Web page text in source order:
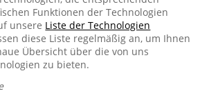
Funktionen der Technologien
unsere Liste der Technologien
diese Liste regelmäßig an, um Ihnen
Übersicht über die von uns
zu bieten.